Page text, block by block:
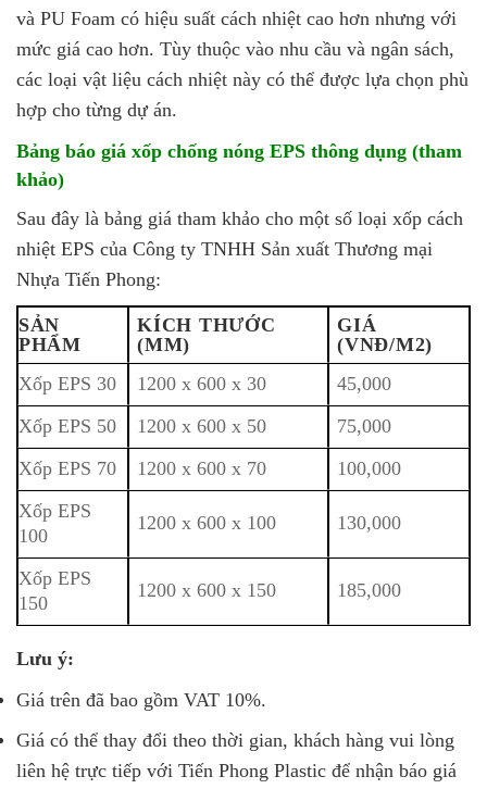
và PU Foam có hiệu suất cách nhiệt cao hơn nhưng với
mức giá cao hơn. Tùy thuộc vào nhu cầu và ngân sách,
các loại vật liệu cách nhiệt này có thể được lựa chọn phù
hợp cho từng dự án.
Bảng báo giá xốp chống nóng EPS thông dụng (tham
khảo)
Sau đây là bảng giá tham khảo cho một số loại xốp cách
nhiệt EPS của Công ty TNHH Sản xuất Thương mại
Nhựa Tiến Phong:
SẢN
PHẨM
KÍCH THƯỚC
(MM)
GIÁ
(VNĐ/M2)
Xốp EPS 30
1200 x 600 x 30
45,000
Xốp EPS 50
1200 x 600 x 50
75,000
Xốp EPS 70
1200 x 600 x 70
100,000
Xốp EPS
100
1200 x 600 x 100 130,000
Xốp EPS
150
1200 x 600 x 150 185,000
Lưu ý:
Giá trên đã bao gồm VAT 10%.
Giá có thể thay đổi theo thời gian, khách hàng vui lòng
liên hệ trực tiếp với Tiến Phong Plastic để nhận báo giá